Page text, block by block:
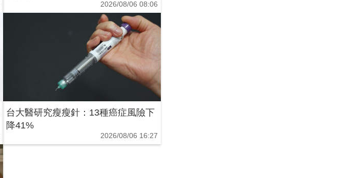
2026/08/06 08:06
台大醫研究瘦瘦針：13種癌症風險下
降41%
2026/08/06 16:27